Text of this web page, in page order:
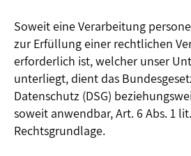
Soweit eine Verarbeitung
zur Erfüllung einer rechtlichen
erforderlich ist, welcher unser
unterliegt, dient das
Datenschutz (DSG)
soweit anwendbar, Art. 6 Abs. 1
Rechtsgrundlage.